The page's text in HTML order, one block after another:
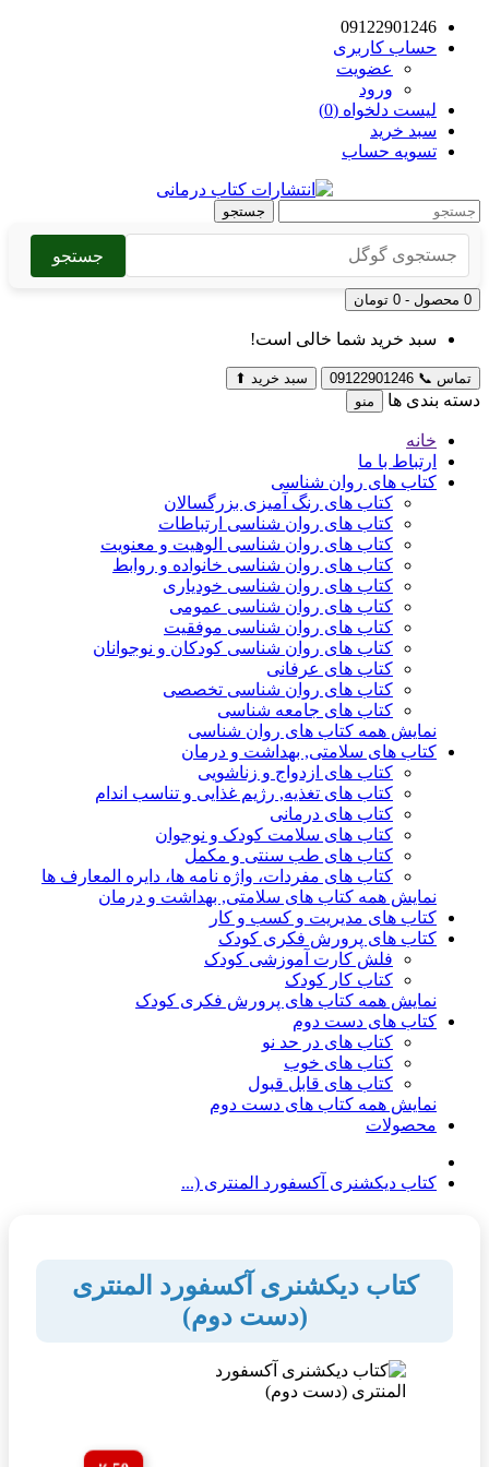
09122901246
حساب کاربری
عضویت
ورود
لیست دلخواه (0)
سبد خرید
تسویه حساب
جستجو
جستجو
0 محصول - 0 تومان
سبد خرید شما خالی است!
تماس 📞
09122901246 سبد خرید ⬆
دسته بندی ها منو
خانه
ارتباط با ما
کتاب های روان شناسی
کتاب های رنگ آمیزی بزرگسالان
کتاب های روان شناسی ارتباطات
کتاب های روان شناسی الوهیت و معنویت
کتاب های روان شناسی خانواده و روابط
کتاب های روان شناسی خودیاری
کتاب های روان شناسی عمومی
کتاب های روان شناسی موفقیت
کتاب های روان شناسی کودکان و نوجوانان
کتاب های عرفانی
کتاب های روان شناسی تخصصی
کتاب های جامعه شناسی
نمایش همه کتاب های روان شناسی
کتاب های سلامتی, بهداشت و درمان
کتاب های ازدواج و زناشویی
کتاب های تغذیه, رژیم غذایی و تناسب اندام
کتاب های درمانی
کتاب های سلامت کودک و نوجوان
کتاب های طب سنتی و مکمل
کتاب های مفردات، واژه نامه ها، دایره المعارف ها
نمایش همه کتاب های سلامتی, بهداشت و درمان
کتاب های مدیریت و کسب و کار
کتاب های پرورش فکری کودک
فلش کارت آموزشی کودک
کتاب کار کودک
نمایش همه کتاب های پرورش فکری کودک
کتاب های دست دوم
کتاب های در حد نو
کتاب های خوب
کتاب های قابل قبول
نمایش همه کتاب های دست دوم
محصولات
کتاب دیکشنری آکسفورد المنتری (...
کتاب دیکشنری آکسفورد المنتری
(دست دوم)